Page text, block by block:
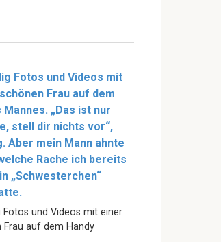
Fotos und Videos mit
Frau auf dem
Mannes. „Das ist nur
stell dir nichts vor“,
Aber mein Mann ahnte
Rache ich bereits
„Schwesterchen“
Fotos und Videos mit einer
Frau auf dem Handy